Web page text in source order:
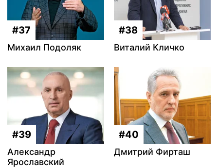
#37
Михаил Подоляк
#38
Виталий Кличко
#39
Александр
Ярославский
#40
Дмитрий Фирташ